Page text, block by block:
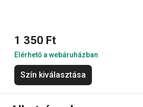
1 350 Ft
Elérhető a webáruházban
Szín kiválasztása